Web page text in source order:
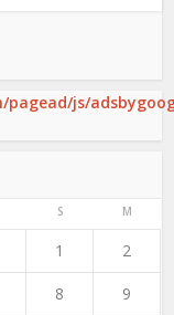
js/
S M
1 2
8 9